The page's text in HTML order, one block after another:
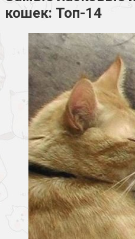
кошек: Топ-14